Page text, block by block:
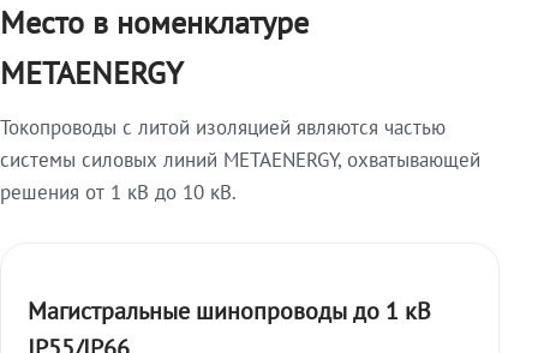
Место в номенклатуре
METAENERGY
Токопроводы с литой изоляцией являются частью
системы силовых линий METAENERGY, охватывающей
решения от 1 кВ до 10 кВ.
Магистральные шинопроводы до 1 кВ